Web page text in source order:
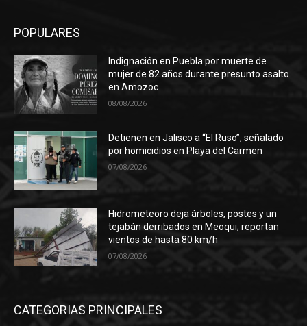
POPULARES
Indignación en Puebla por muerte de
mujer de 82 años durante presunto asalto
en Amozoc
08/08/2026
Detienen en Jalisco a “El Ruso”, señalado
por homicidios en Playa del Carmen
07/08/2026
Hidrometeoro deja árboles, postes y un
tejabán derribados en Meoqui; reportan
vientos de hasta 80 km/h
07/08/2026
CATEGORIAS PRINCIPALES